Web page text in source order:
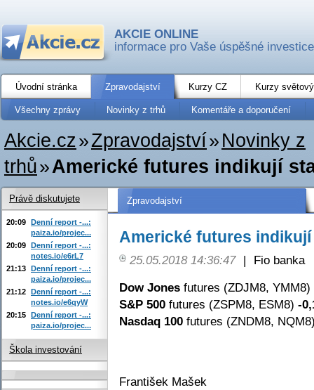
AKCIE ONLINE
informace pro Vaše úspěšné investice
Úvodní stránka Zpravodajství Kurzy CZ Kurzy
Všechny zprávy Novinky z trhů Komentáře a doporučení
Akcie.cz»Zpravodajství» Novinky z
trhů»Americké futures indikují
Zpravodajství
Americké futures
25.05.2018 14:36:47 |
Fio banka
Dow Jones futures (ZDJM8, YMM8)
S&P 500 futures (ZSPM8, ESM8) -
Nasdaq 100 futures (ZNDM8,
František Mašek
Právě diskutujete
20:09 Denní report -...:
paiza.io/projec...
20:09 Denní report -...:
notes.io/e6rL7
21:13 Denní report -...:
paiza.io/projec...
21:12 Denní report -...:
notes.io/e6qyW
20:15 Denní report -...:
paiza.io/projec...
Škola investování